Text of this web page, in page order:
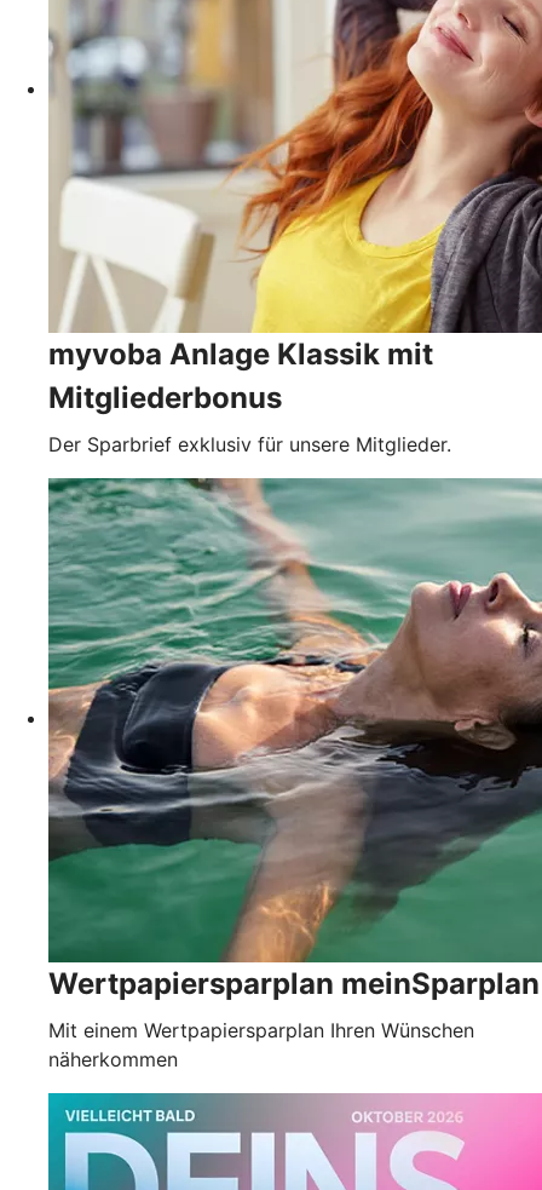
myvoba Anlage Klassik mit
Mitgliederbonus
Der Sparbrief exklusiv für unsere Mitglieder.
Wertpapiersparplan meinSparplan
Mit einem Wertpapiersparplan Ihren Wünschen
näherkommen